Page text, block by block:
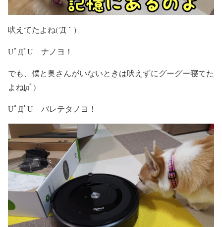
吠えてたよね(´Д｀)
UﾟДﾟU ナノヨ！
でも、僕と奥さんがいないときは吠えずにグーグー寝てた
よね|дﾟ)
UﾟДﾟU バレテタノヨ！